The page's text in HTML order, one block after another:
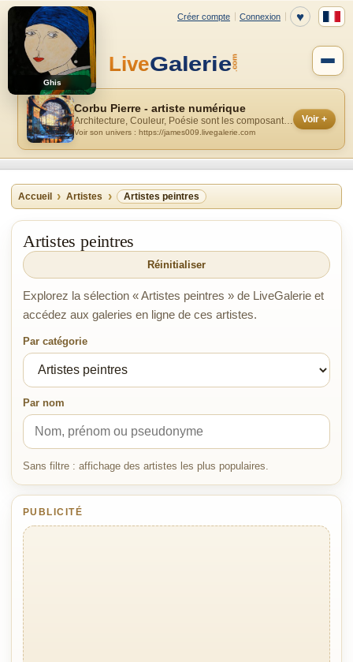
Ghis
Corbu Pierre - artiste numérique
Voir son univers : https://james009.livegalerie.com
Voir +
Accueil Artistes Artistes peintres
Artistes peintres
Réinitialiser
Explorez la sélection « Artistes peintres » de LiveGalerie et
accédez aux galeries en ligne de ces artistes.
Par catégorie
Par nom
Sans filtre : affichage des artistes les plus populaires.
PUBLICITÉ